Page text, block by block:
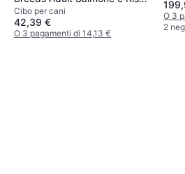
2 x 12 kg
Cibo per cani
42,39 €
O 3 pagamenti di 14,13 €
O 3
2